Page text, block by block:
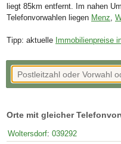
liegt 85km entfernt. Im nahen
Telefonvorwahlen liegen Menz,
Tipp: aktuelle Immobilienpreise
Orte mit gleicher
Woltersdorf: 039292